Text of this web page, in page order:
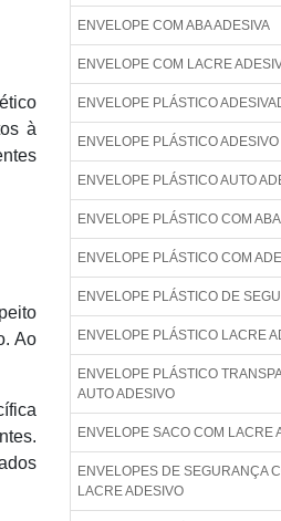
à
Ao
ENVELOPE COM ABA ADESIVA
ENVELOPE COM LACRE
ENVELOPE PLÁSTICO
ENVELOPE PLÁSTICO ADESIVO
ENVELOPE PLÁSTICO AUTO
ENVELOPE PLÁSTICO COM
ENVELOPE PLÁSTICO COM
ENVELOPE PLÁSTICO DE
ENVELOPE PLÁSTICO LACRE
ENVELOPE PLÁSTICO
AUTO ADESIVO
ENVELOPE SACO COM LACRE
ENVELOPES DE SEGURANÇA
LACRE ADESIVO